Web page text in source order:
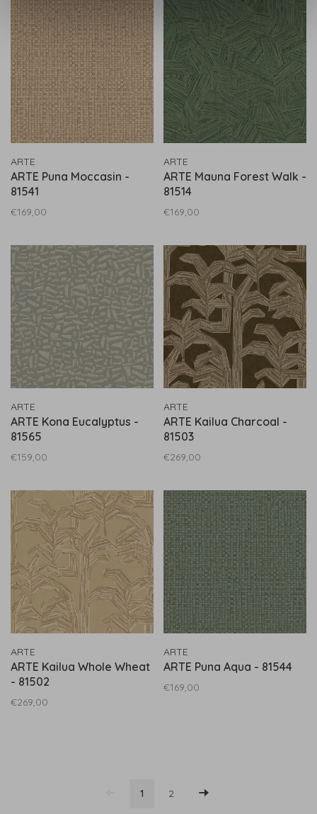
ARTE
ARTE Puna Moccasin -
81541
€169,00
ARTE
ARTE Mauna Forest Walk -
81514
€169,00
ARTE
ARTE Kona Eucalyptus -
81565
€159,00
ARTE
ARTE Kailua Charcoal -
81503
€269,00
ARTE
ARTE Kailua Whole Wheat
- 81502
€269,00
ARTE
ARTE Puna Aqua - 81544
€169,00
1 2